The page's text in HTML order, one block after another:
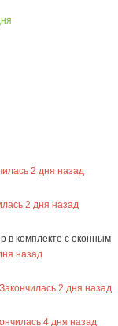
2 дня назад
2 дня назад
в комплекте с оконным
назад
Закончилась 2 дня назад
4 дня назад